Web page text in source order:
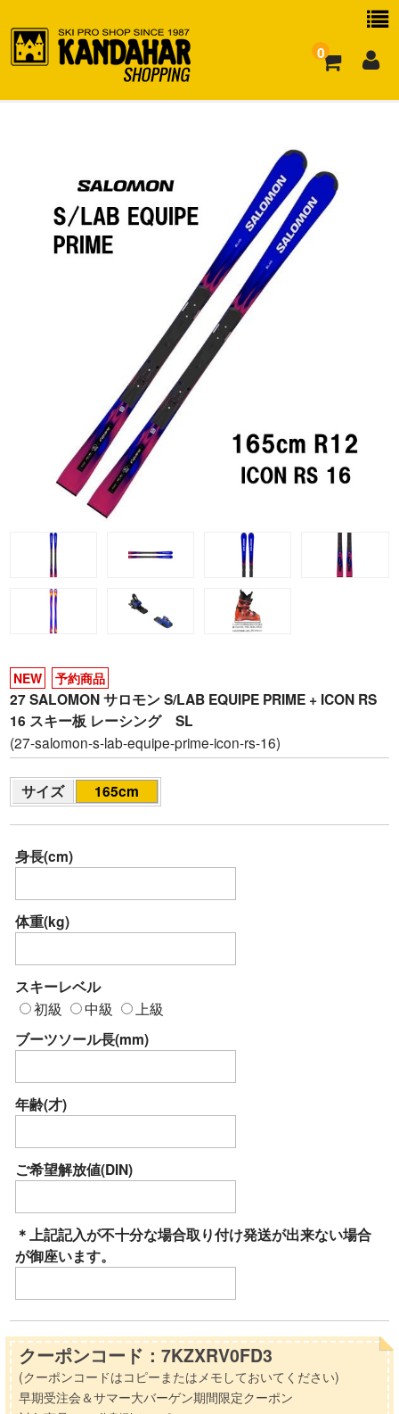
0
NEW 予約商品
27 SALOMON サロモン S/LAB EQUIPE PRIME + ICON RS
16 スキー板 レーシング SL
(27-salomon-s-lab-equipe-prime-icon-rs-16)
サイズ 165cm
身長(cm)
体重(kg)
スキーレベル
初級 中級 上級
ブーツソール長(mm)
年齢(才)
ご希望解放値(DIN)
＊上記記入が不十分な場合取り付け発送が出来ない場合
が御座います。
クーポンコード：7KZXRV0FD3
(クーポンコードはコピーまたはメモしておいてください)
早期受注会＆サマー大バーゲン期間限定クーポン